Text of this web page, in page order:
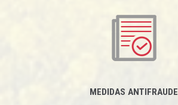
MEDIDAS ANTIFRAUDE